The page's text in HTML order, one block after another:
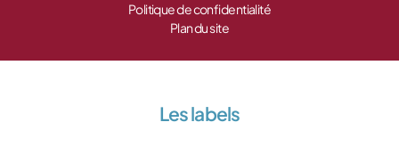
Politique de confidentialité
Plan du site
Les labels